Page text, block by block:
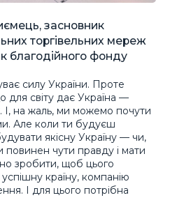
засновник
торгівельних мереж
благодійного фонду
силу України. Проте
для світу дає Україна —
І, на жаль, ми можемо почути
Але коли ти будуєш
якісну Україну — чи,
повинен чути правду і мати
зробити, щоб цього
країну, компанію
І для цього потрібна